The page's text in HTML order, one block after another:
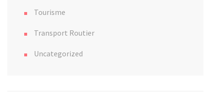
Tourisme
Transport Routier
Uncategorized